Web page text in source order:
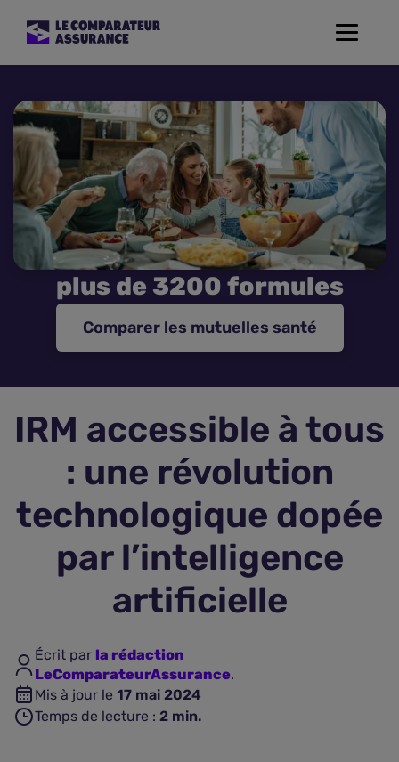
Toggle
Mutuelle Santé
Assurance Moto
Assurance Habitation
Assurance de prêt
Assurance Animaux
Assurance vie
Plus d'assurances
plus de 3200 formules
Comparer les mutuelles santé
IRM accessible à tous
: une révolution
technologique dopée
par l’intelligence
artificielle
Écrit par la rédaction
LeComparateurAssurance.
Mis à jour le 17 mai 2024
Temps de lecture : 2 min.